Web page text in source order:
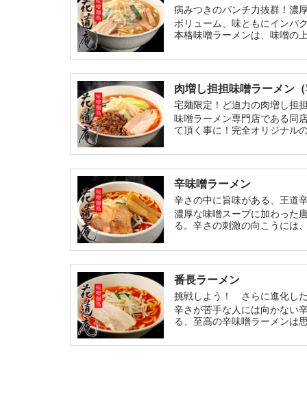
病みつきのパンチ力抜群！濃
ボリューム、味ともにインパ
本格味噌ラーメンは、味噌の
肉増し担担味噌ラーメン
宅麺限定！ど迫力の肉増し担
味噌ラーメン専門店である同
て頂く事に！完全オリジナル
辛味噌ラーメン
辛さの中に旨味がある、王道
濃厚な味噌スープに加わった
る。辛さの刺激の向こうには
番長ラーメン
挑戦しよう！ さらに進化し
辛さが苦手な人には向かない
る、至高の辛味噌ラーメンは